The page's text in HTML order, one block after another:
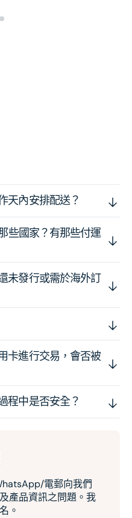
天內安排配送？
些國家？有那些付運
未發行或需於海外訂
卡進行交易，會否被
程中是否安全？
電郵向我們
產品資訊之問題。我
。